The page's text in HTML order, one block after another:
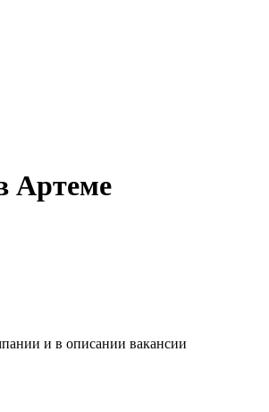
Артеме
и в описании вакансии